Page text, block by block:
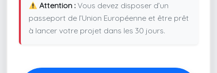
Attention :Vous devez disposer d’un
passeport de l’Union Européenne et être prêt
à lancer votre projet dans les 30 jours.